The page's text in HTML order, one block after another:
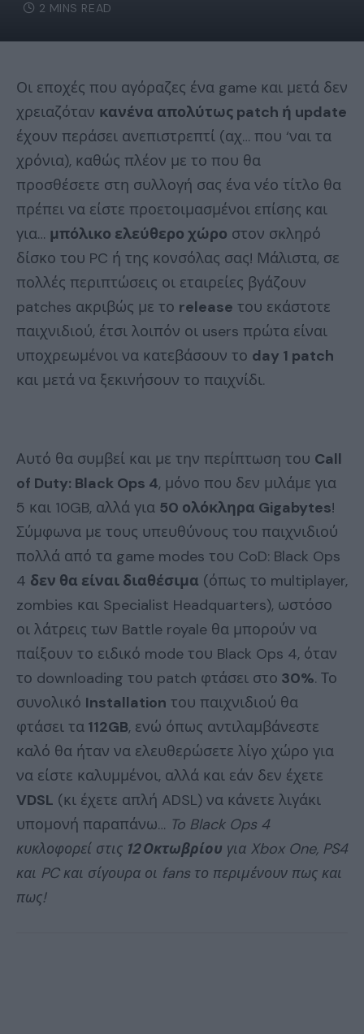
2 MINS READ
Οι εποχές που αγόραζες ένα game και μετά δεν
χρειαζόταν κανένα απολύτως patch ή update
έχουν περάσει ανεπιστρεπτί (αχ… που ‘ναι τα
χρόνια), καθώς πλέον με το που θα
προσθέσετε στη συλλογή σας ένα νέο τίτλο θα
πρέπει να είστε προετοιμασμένοι επίσης και
για… μπόλικο ελεύθερο χώρο στον σκληρό
δίσκο του PC ή της κονσόλας σας! Μάλιστα, σε
πολλές περιπτώσεις οι εταιρείες βγάζουν
patches ακριβώς με το release του εκάστοτε
παιχνιδιού, έτσι λοιπόν οι users πρώτα είναι
υποχρεωμένοι να κατεβάσουν το day 1 patch
και μετά να ξεκινήσουν το παιχνίδι.
Αυτό θα συμβεί και με την περίπτωση του Call
of Duty: Black Ops 4, μόνο που δεν μιλάμε για
5 και 10GB, αλλά για 50 ολόκληρα Gigabytes!
Σύμφωνα με τους υπευθύνους του παιχνιδιού
πολλά από τα game modes του CoD: Black Ops
4 δεν θα είναι διαθέσιμα (όπως το multiplayer,
zombies και Specialist Headquarters), ωστόσο
οι λάτρεις των Battle royale θα μπορούν να
παίξουν το ειδικό mode του Black Ops 4, όταν
το downloading του patch φτάσει στο 30%. Το
συνολικό Installation του παιχνιδιού θα
φτάσει τα 112GB, ενώ όπως αντιλαμβάνεστε
καλό θα ήταν να ελευθερώσετε λίγο χώρο για
να είστε καλυμμένοι, αλλά και εάν δεν έχετε
VDSL (κι έχετε απλή ADSL) να κάνετε λιγάκι
υπομονή παραπάνω… To Black Ops 4
κυκλοφορεί στις 12 Οκτωβρίου για Xbox One, PS4
και PC και σίγουρα οι fans το περιμένουν πως και
πως!